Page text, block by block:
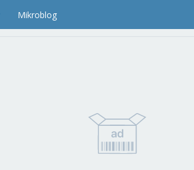
Mikroblog